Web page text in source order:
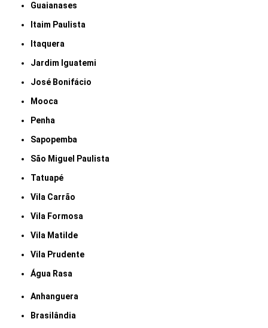
Guaianases
Itaim Paulista
Itaquera
Jardim Iguatemi
José Bonifácio
Mooca
Penha
Sapopemba
São Miguel Paulista
Tatuapé
Vila Carrão
Vila Formosa
Vila Matilde
Vila Prudente
Água Rasa
Anhanguera
Brasilândia